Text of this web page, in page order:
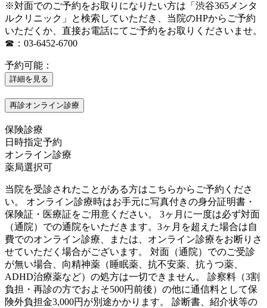
※対面でのご予約をお取りになりたい方は「渋谷365メンタ
ルクリニック」と検索していただき、当院のHPからご予約
いただくか、直接お電話にてご予約をお取りくださいませ。
☎：03-6452-6700
予約可能：
詳細を見る
再診オンライン診療
保険診療
日時指定予約
オンライン診療
薬局選択可
当院を受診されたことがある方はこちらからご予約くださ
い。 オンライン診療時はお手元に写真付きの身分証明書・
保険証・医療証をご用意ください。 3ヶ月に一度は必ず対面
（通院）での通院をいただきます。3ヶ月を超えた場合は自
費でのオンライン診療、または、オンライン診療をお断りさ
せていただく場合がございます。 対面（通院）でのご受診
が無い場合、向精神薬（睡眠薬、抗不安薬、抗うつ薬、
ADHD治療薬など）の処方は一切できません。 診察料（3割
負担・再診の方でおよそ500円前後）の他に通信料として保
険外負担金3,000円が別途かかります。 診断書、紹介状等の